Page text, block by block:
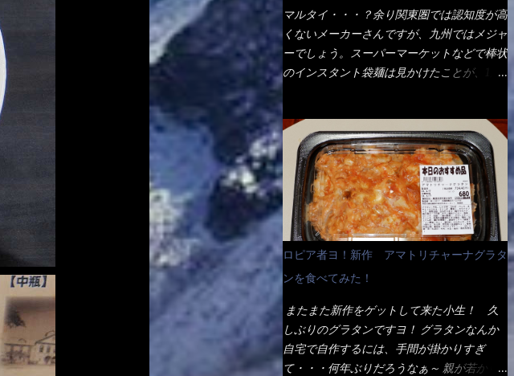
収まったし満足達成度100％ 苦しいと云う事
も無いな！ まだ鶏天1個位は入りそうだ
ね。 と云う事で、今回＜釜揚げうどんの湯
無し＞を試したら、確...
Amazonで1280円と云った感じです。 で私
は幾らで、メガドンキでゲットしたかって？
それは非常に言いづらい・・・色々と各方面
へ忖度して、激安だったとだけ申し上げまし
ほど茹で上げた状態です。 当家には、高齢
者がいるので少し柔らかく・・・ 茹で上が
った饂飩は、お店の饂飩に比べ＜細い＞で
す。 どちらかと云えば、稲庭饂飩的な太さ
ですね。 さてこれを、どの様に食べるか？
長葱無かったので、玉葱を刻んで八王子ラー
メン風月見つけうどん！ 冷やし釜あげうど
ん～です。 ラーメン丼に、冷水を軽く張っ
て饂飩を盛り付け、お椀に昆布出汁つゆと長
した。 良いじゃないか～...
は、メイン（主流は1,000超）＋定食セット
350円程と値段的には、それ程では安い訳で
も無いが、客足が絶えない人気店である。
そんなメニューのなかで、リーズナブルで頂
が・・・今も変わらないと思うけど・・・
これが出てくると、カウンター中からOH～
と声が飛ぶ！ 写真は、キャベツ少なめでお
願いしています。 皿のサイズは、直径30cm
ほどあります。 そこにドカ盛のキャベツと
御飯にカレーがかかっています。 カレーは
辛く無く、食べやすいタイプです。 それじ
ゃ～カツは、ハムカツ程度の薄さだろう？と
思われるかもしれないが・・・違う！ チャ
も揚げたての熱々です。 これを難なく完食
出来なければ、漢では無い！と云っても過言
ではないだろう。 この他も、兎に角ボリュ
マルタイ・・・？余り関東圏では認知度が高
くないメーカーさんですが、九州ではメジャ
ーでしょう。スーパーマーケットなどで棒状
のインスタント袋麺は見かけたことが、1度
になった乾麺が普通でしょう。マルタイでは
＜棒状＞なのです。 素麺や日本蕎麦などの
乾麺と一緒ですね！ そんなマルタイ棒状ラ
ーメンを、OKストアで見かけ思わず手に取
って買い物篭へ 坦々まぜそばと＜数量限定
＞宮崎辛麺風ラーメン オーッといきなり私
の胃袋をグサッと・・・・ 棒状インスタン
トラーメンのデビューが決まりました。
か・ら・め・ん・辛麺！ 宮崎辛麺はチャル
メラや日清からも出されている、辛口のラー
メンじゃん！！ 酸っぱくしたら、酸辣湯
麺？なんてね。 よし今日のサラメシは、宮
崎辛麺にしよう！ それではまず袋を開ける
ロピア者ヨ！新作 アマトリチャーナグラタ
ンを食べてみた！
またまた新作をゲットして来た小生！ 久
しぶりのグラタンですヨ！ グラタンなんか
自宅で自作するには、手間が掛かりすぎ
て・・・何年ぶりだろうなぁ～ 親が若かり